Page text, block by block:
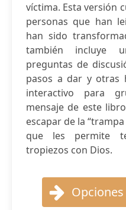
víctima. Esta versión
personas que han
han sido
también incluye
preguntas de
pasos a dar y otras
interactivo para
mensaje de este
escapar de la
que les permite
tropiezos con Dios.